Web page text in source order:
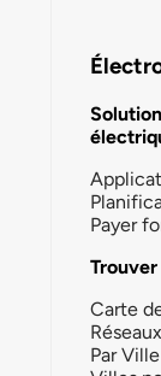
Payer
Carte
Par Ville